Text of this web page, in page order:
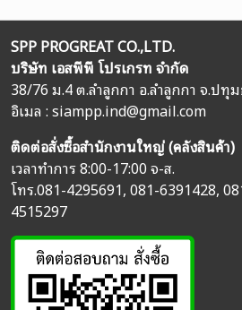
SPP PROGREAT CO.,LTD.
บริษัท เอสพีพี โปรเกรท จำกัด
38/76 ม.4 ต.ลำลูกกา อ.ลำลูกกา จ.ปทุ
อิเมล :siampp.ind@gmail.com
ติดต่อสั่งซื้อสำนักงานใหญ่ (คลังสินค้า)
เวลาทำการ 8:00-17:00 จ-ส.
โทร.081-4295691,081-6391428,
4515297